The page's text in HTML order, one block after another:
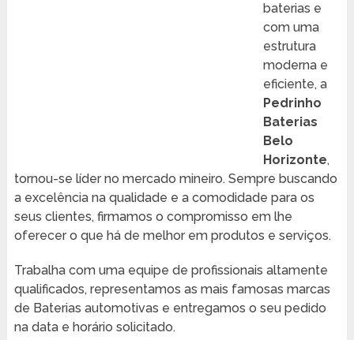
baterias e
com uma
estrutura
moderna e
eficiente, a
Pedrinho
Baterias
Belo
Horizonte,
tornou-se líder no mercado mineiro. Sempre buscando
a excelência na qualidade e a comodidade para os
seus clientes, firmamos o compromisso em lhe
oferecer o que há de melhor em produtos e serviços.
Trabalha com uma equipe de profissionais altamente
qualificados, representamos as mais famosas marcas
de Baterias automotivas e entregamos o seu pedido
na data e horário solicitado.